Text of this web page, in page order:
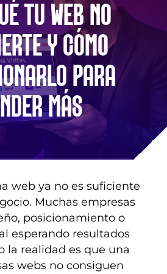
TU WEB NO
Y CÓMO
PARA
MÁS
web ya no es suficiente
Muchas empresas
posicionamiento o
esperando resultados
la realidad es que una
webs no consiguen